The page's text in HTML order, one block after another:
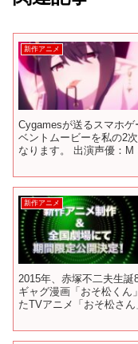
新作アニメ
Cygamesが送るスマホ
ベントムービーを私の2
なります。 出演声優：
新作アニメ
2015年、赤塚不二夫生
ギャグ漫画「おそ松くん
たTVアニメ「おそ松さ